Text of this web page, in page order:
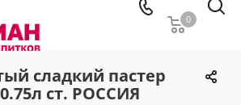
0
сладкий пастер
ст. РОССИЯ